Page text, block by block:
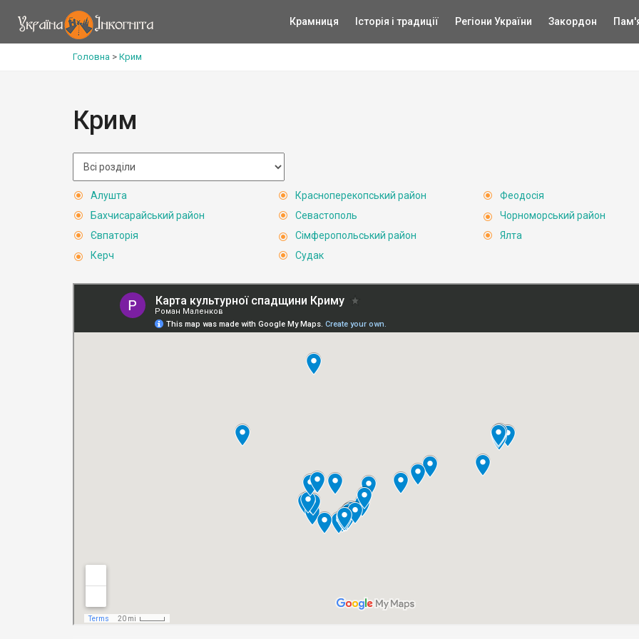
Крамниця Історія і традиції Регіони України Закордон
Головна > Крим
Крим
Алушта
Бахчисарайський район
Євпаторія
Керч
Красноперекопський район
Севастополь
Сімферопольський район
Судак
Феодосія
Чорноморський район
Ялта